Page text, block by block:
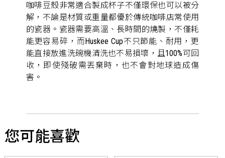
咖啡豆殼非常適合製成杯子不僅環保也可以被分
解，不論是材質或重量都優於傳統咖啡店常使用
的瓷器。瓷器需要高溫、長時間的燒製，不僅耗
能更容易碎，而Huskee Cup不只節能、耐用，更
能直接放進洗碗機清洗也不易損壞，且100%可回
收，即使殘破需丟棄時，也不會對地球造成傷
害。
您可能喜歡